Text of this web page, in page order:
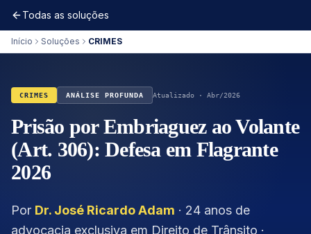
Todas as soluções
Início Soluções CRIMES
CRIMES ANÁLISE PROFUNDA Atualizado · Abr/2026
Prisão por Embriaguez ao Volante
(Art. 306): Defesa em Flagrante
2026
Por Dr. José Ricardo Adam · 24 anos de
advocacia exclusiva em Direito de Trânsito ·